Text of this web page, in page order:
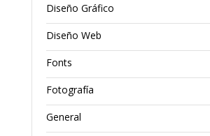
Diseño Gráfico
Diseño Web
Fonts
Fotografía
General